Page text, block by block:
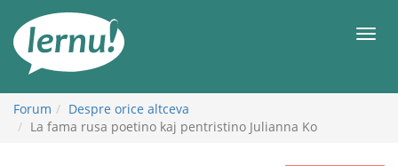
conținut
Forum
Despre orice altceva
La fama rusa poetino kaj pentristino Julianna Ko